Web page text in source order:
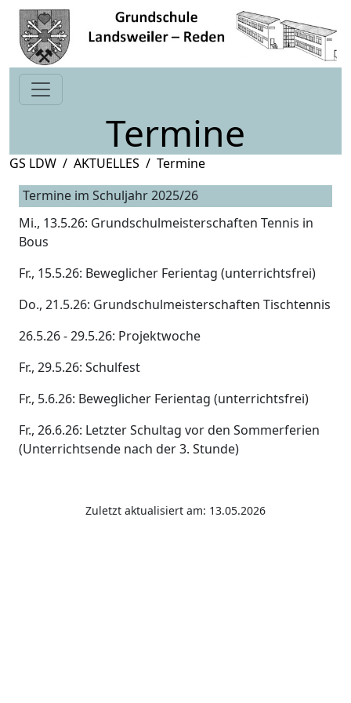
Termine
GS LDW AKTUELLES
Termine
Termine im Schuljahr 2025/26
Mi., 13.5.26: Grundschulmeisterschaften Tennis in
Bous
Fr., 15.5.26: Beweglicher Ferientag (unterrichtsfrei)
Do., 21.5.26: Grundschulmeisterschaften Tischtennis
26.5.26 - 29.5.26: Projektwoche
Fr., 29.5.26: Schulfest
Fr., 5.6.26: Beweglicher Ferientag (unterrichtsfrei)
Fr., 26.6.26: Letzter Schultag vor den Sommerferien
(Unterrichtsende nach der 3. Stunde)
Zuletzt aktualisiert am: 13.05.2026